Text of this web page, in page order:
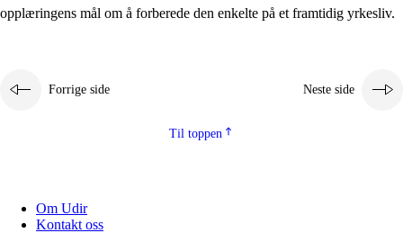
3.3 Samarbeid mellom hjem og skole
3.5 Profesjonsfellesskap og skoleutvikling
opplæringens mål om å forberede den enkelte på et framtidig yrkesliv.
Forrige side Neste side
Til toppen
Om Udir
Kontakt oss